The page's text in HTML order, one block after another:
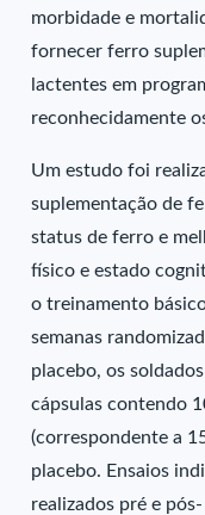
morbidade e
fornecer ferro
lactentes em
reconhecidamente
Um estudo foi
suplementação de
status de ferro e
físico e estado
o treinamento
semanas
placebo, os
cápsulas contendo
(correspondente a
placebo. Ensaios
realizados pré e